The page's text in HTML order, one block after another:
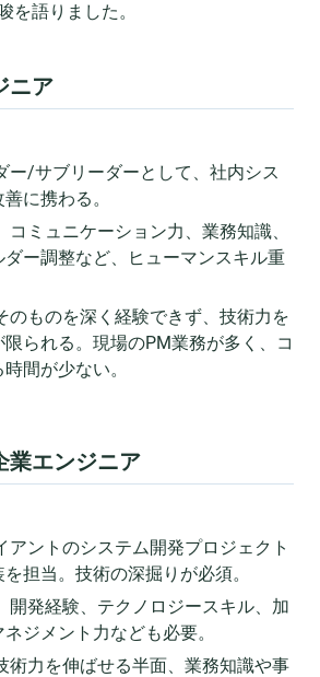
を語りました。
ニア
ー/サブリーダーとして、社内シス
に携わる。
コミュニケーション力、業務知識、
ダー調整など、ヒューマンスキル重
のものを深く経験できず、技術力を
られる。現場のPM業務が多く、コ
間が少ない。
業エンジニア
アントのシステム開発プロジェクト
担当。技術の深掘りが必須。
開発経験、テクノロジースキル、加
ジメント力なども必要。
術力を伸ばせる半面、業務知識や事